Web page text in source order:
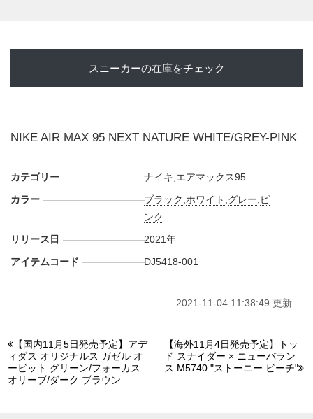
スニーカーの在庫をチェック
NIKE AIR MAX 95 NEXT NATURE WHITE/GREY-PINK
カテゴリー ナイキ エアマックス95
カラー
ブラック ホワイト グレー ピ
ンク
リリース日
2021年
アイテムコード
DJ5418-001
2021-11-04 11:38:49 更新
【国内11月5日発売予定】アデ
ィダス オリジナルス ガゼル オ
ービット グリーン/フォーカス
オリーブ/ダーク ブラウン
【海外11月4日発売予定】トッ
ド スナイダー × ニューバラン
ス M5740 "ストーニー ビーチ"